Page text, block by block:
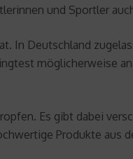
und Sportler
In Deutschland
möglicherweise
Es gibt dabei
Produkte aus